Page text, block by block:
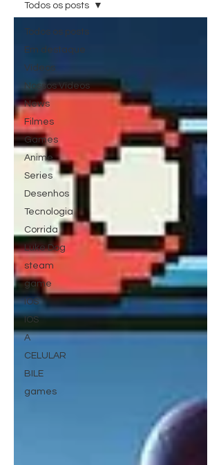
Todos os posts
Em destaque
Vídeos
Nossos Vídeos
News
Filmes
Games
Anime
Series
Desenhos
Tecnologia
Corrida
Luke Dog
steam
game
IOS
IOS
A
CELULAR
BILE
games
Todos os posts